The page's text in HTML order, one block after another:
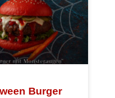
Burger